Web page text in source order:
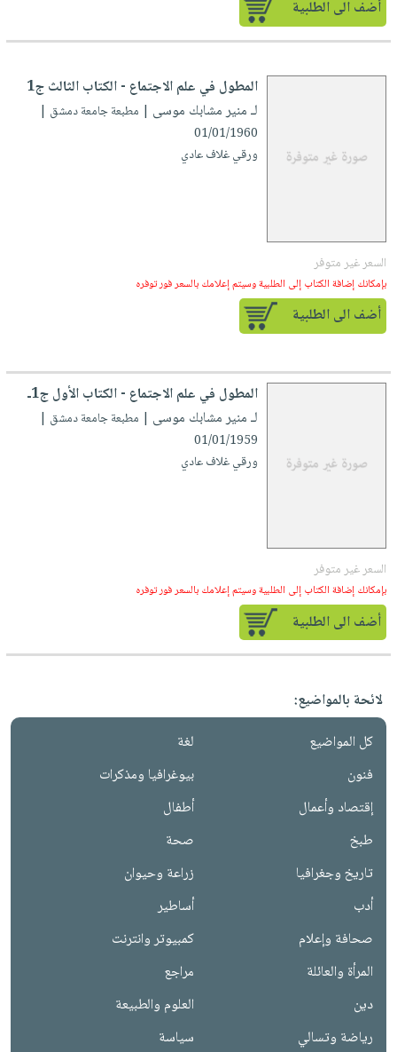
صابون
أطفال
فيديوهات
أسئلة
وفرات
تواصل
معنا
عربة
أضف الى الطلبية
المطول في علم الاجتماع - الكتاب الثالث ج1
لـ منير مشابك موسى | مطبعة جامعة دمشق |
01/01/1960
ورقي غلاف عادي
السعر غير متوفر
بإمكانك إضافة الكتاب إلى الطلبية وسيتم إعلامك بالسعر فور توفره
أضف الى الطلبية
المطول في علم الاجتماع - الكتاب الأول ج1ـ
لـ منير مشابك موسى | مطبعة جامعة دمشق |
01/01/1959
ورقي غلاف عادي
السعر غير متوفر
بإمكانك إضافة الكتاب إلى الطلبية وسيتم إعلامك بالسعر فور توفره
أضف الى الطلبية
لائحة بالمواضيع:
كل المواضيع
لغة
فنون
بيوغرافيا ومذكرات
إقتصاد وأعمال
أطفال
طبخ
صحة
تاريخ وجغرافيا
زراعة وحيوان
أدب
أساطير
صحافة وإعلام
كمبيوتر وانترنت
المرأة والعائلة
مراجع
دين
العلوم والطبيعة
رياضة وتسالي
سياسة